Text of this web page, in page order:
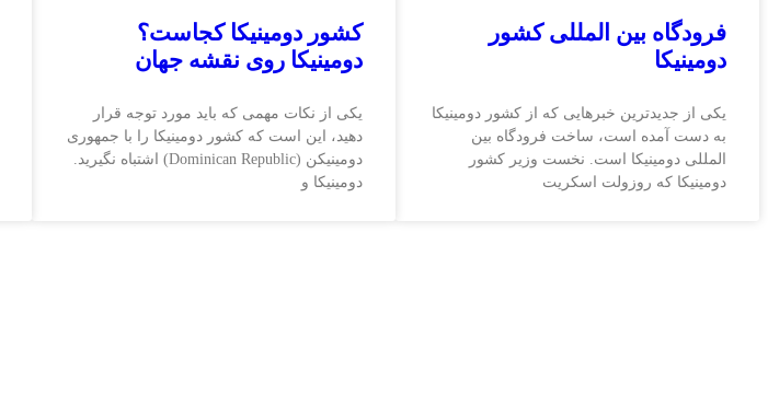
فرودگاه بین المللی کشور
دومینیکا
یکی از جدیدترین خبرهایی که از کشور دومینیکا
به دست آمده است، ساخت فرودگاه بین
المللی دومینیکا است. نخست وزیر کشور
دومینیکا که روزولت اسکریت
کشور دومینیکا کجاست؟
دومینیکا روی نقشه جهان
یکی از نکات مهمی که باید مورد توجه قرار
دهید، این است که کشور دومینیکا را با جمهوری
دومینیکن (Dominican Republic) اشتباه نگیرید.
دومینیکا و